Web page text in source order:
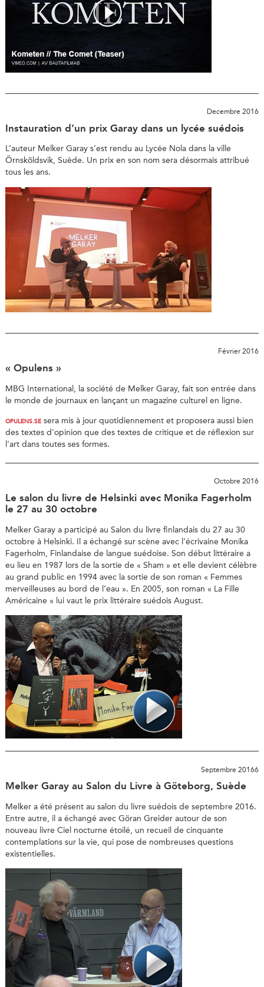
Decembre 2016
Instauration d’un prix Garay dans un lycée suédois
L’auteur Melker Garay s’est rendu au Lycée Nola dans la ville
Örnsköldsvik, Suède. Un prix en son nom sera désormais attribué
tous les ans.
Février 2016
« Opulens »
MBG International, la société de Melker Garay, fait son entrée dans
le monde de journaux en lançant un magazine culturel en ligne.
OPULENS.SEsera mis à jour quotidiennement et proposera aussi bien
des textes d'opinion que des textes de critique et de réflexion sur
l'art dans toutes ses formes.
Octobre 2016
Le salon du livre de Helsinki avec Monika Fagerholm
le 27 au 30 octobre
Melker Garay a participé au Salon du livre finlandais du 27 au 30
octobre à Helsinki. Il a échangé sur scène avec l’écrivaine Monika
Fagerholm, Finlandaise de langue suédoise. Son début littéraire a
eu lieu en 1987 lors de la sortie de « Sham » et elle devient célèbre
au grand public en 1994 avec la sortie de son roman « Femmes
merveilleuses au bord de l’eau ». En 2005, son roman « La Fille
Américaine » lui vaut le prix littéraire suédois August.
Septembre 20166
Melker Garay au Salon du Livre à Göteborg, Suède
Melker a été présent au salon du livre suédois de septembre 2016.
Entre autre, il a échangé avec Göran Greider autour de son
nouveau livre Ciel nocturne étoilé, un recueil de cinquante
contemplations sur la vie, qui pose de nombreuses questions
existentielles.